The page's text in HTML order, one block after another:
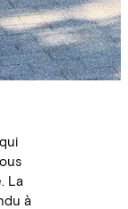
La
à